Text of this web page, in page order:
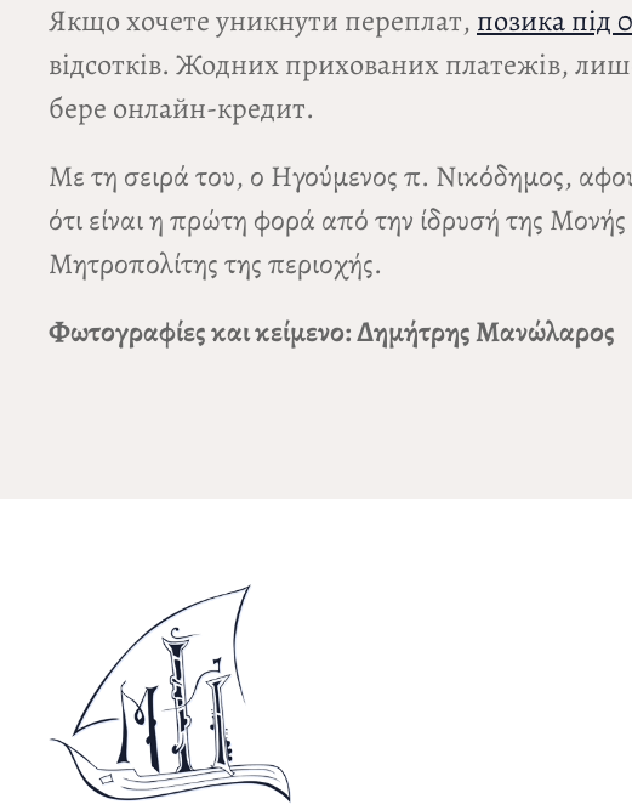
Якщо хочете уникнути переплат, позика під 0
відсотків. Жодних прихованих платежів,
бере онлайн-кредит.
Με τη σειρά του, ο Ηγούμενος π. Νικόδημος,
ότι είναι η πρώτη φορά από την ίδρυσή της
Μητροπολίτης της περιοχής.
Φωτογραφίες και κείμενο: Δημήτρης Μανώλαρος